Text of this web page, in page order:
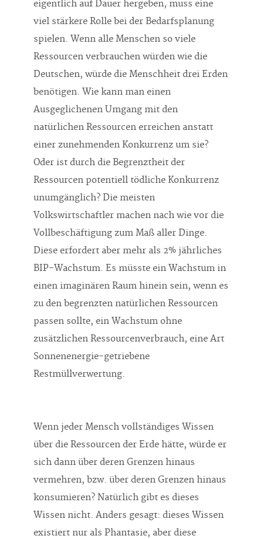
eigentlich auf Dauer hergeben, muss eine
viel stärkere Rolle bei der Bedarfsplanung
spielen. Wenn alle Menschen so viele
Ressourcen verbrauchen würden wie die
Deutschen, würde die Menschheit drei Erden
benötigen. Wie kann man einen
Ausgeglichenen Umgang mit den
natürlichen Ressourcen erreichen anstatt
einer zunehmenden Konkurrenz um sie?
Oder ist durch die Begrenztheit der
Ressourcen potentiell tödliche Konkurrenz
unumgänglich? Die meisten
Volkswirtschaftler machen nach wie vor die
Vollbeschäftigung zum Maß aller Dinge.
Diese erfordert aber mehr als 2% jährliches
BIP-Wachstum. Es müsste ein Wachstum in
einen imaginären Raum hinein sein, wenn es
zu den begrenzten natürlichen Ressourcen
passen sollte, ein Wachstum ohne
zusätzlichen Ressourcenverbrauch, eine Art
Sonnenenergie-getriebene
Restmüllverwertung.
Wenn jeder Mensch vollständiges Wissen
über die Ressourcen der Erde hätte, würde er
sich dann über deren Grenzen hinaus
vermehren, bzw. über deren Grenzen hinaus
konsumieren? Natürlich gibt es dieses
Wissen nicht. Anders gesagt: dieses Wissen
existiert nur als Phantasie, aber diese